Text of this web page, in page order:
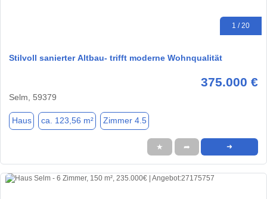
1 / 20
Stilvoll sanierter Altbau- trifft moderne Wohnqualität
375.000 €
Selm, 59379
Haus ca. 123,56 m² Zimmer 4.5
★ ➦ ➜